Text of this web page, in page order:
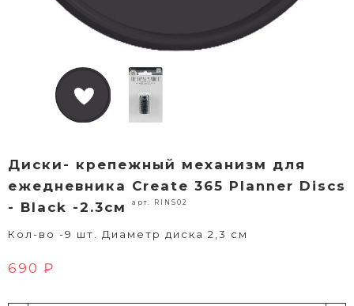
Диски- крепежный механизм для
ежедневника Create 365 Planner Discs
- Black -2.3см
арт. RINS02
Кол-во -9 шт. Диаметр диска 2,3 см
690 ₽